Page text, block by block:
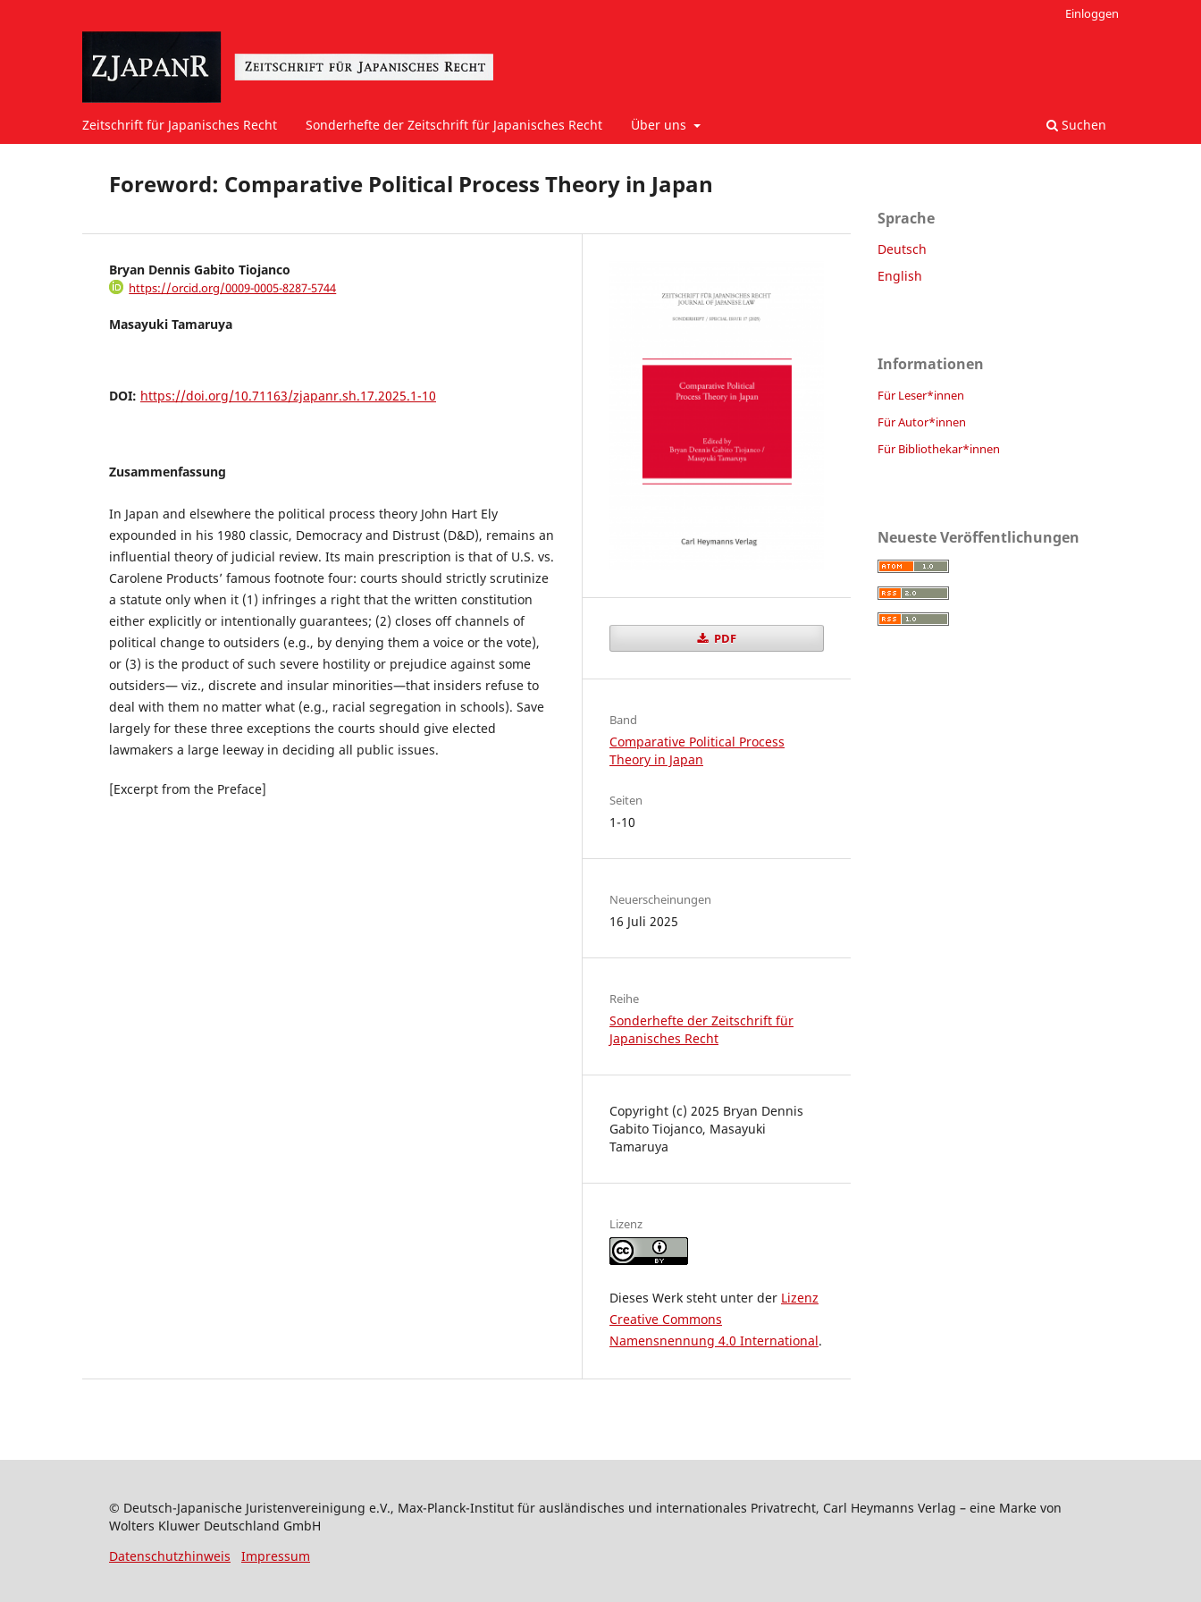
Zeitschrift für Japanisches Recht Sonderhefte der Zeitschrift für Japanisches Recht Über uns Suchen
Einloggen
Foreword: Comparative Political Process Theory in Japan
Bryan Dennis Gabito Tiojanco
https://orcid.org/0009-0005-8287-5744
Masayuki Tamaruya
DOI: https://doi.org/10.71163/zjapanr.sh.17.2025.1-10
Zusammenfassung
In Japan and elsewhere the political process theory John Hart Ely
expounded in his 1980 classic, Democracy and Distrust (D&D), remains an
influential theory of judicial review. Its main prescription is that of U.S. vs.
Carolene Products’ famous footnote four: courts should strictly scrutinize
a statute only when it (1) infringes a right that the written constitution
either explicitly or intentionally guarantees; (2) closes off channels of
political change to outsiders (e.g., by denying them a voice or the vote),
or (3) is the product of such severe hostility or prejudice against some
outsiders— viz., discrete and insular minorities—that insiders refuse to
deal with them no matter what (e.g., racial segregation in schools). Save
largely for these three exceptions the courts should give elected
lawmakers a large leeway in deciding all public issues.
[Excerpt from the Preface]
PDF
Band
Comparative Political Process
Theory in Japan
Seiten
1-10
Neuerscheinungen
16 Juli 2025
Reihe
Sonderhefte der Zeitschrift für
Japanisches Recht
Copyright (c) 2025 Bryan Dennis
Gabito Tiojanco, Masayuki
Tamaruya
Lizenz
Dieses Werk steht unter der Lizenz
Creative Commons
Namensnennung 4.0 International.
Sprache
Deutsch
English
Informationen
Für Leser*innen
Für Autor*innen
Für Bibliothekar*innen
Neueste Veröffentlichungen
© Deutsch-Japanische Juristenvereinigung e.V., Max-Planck-Institut für ausländisches und internationales Privatrecht, Carl Heymanns Verlag – eine Marke von
Wolters Kluwer Deutschland GmbH
Datenschutzhinweis
Impressum